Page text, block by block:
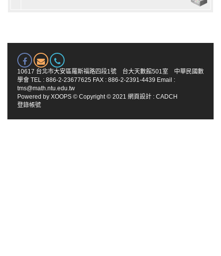
10617 台北市大安區羅斯福路四段1號 台大天數館501室 中華民國數
學會 TEL : 886-2-23677625 FAX : 886-2-2391-4439 Email :
tms@math.ntu.edu.tw
Powered by XOOPS © Copyright © 2021 網頁設計 : CADCH
登錄帳號